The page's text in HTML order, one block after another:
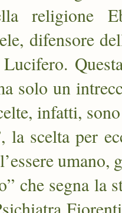
religione
difensore
solo un
infatti,
scelta per
che segna la